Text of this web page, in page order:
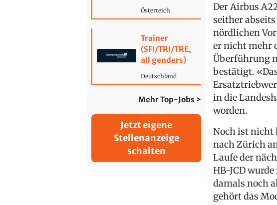
Österreich
Trainer
(SFI/TRI/TRE,
all genders)
Deutschland
Mehr Top-Jobs >
Jetzt eigene
Stellenanzeige
schalten
Der Airbus
seither
nördlichen
er nicht mehr
Überführung
bestätigt.
in die
worden.
Noch ist nicht
nach Zürich
Laufe der
HB-JCD
damals noch
gehört das